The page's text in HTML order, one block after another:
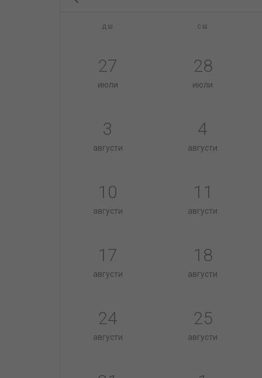
дш сш
27
июли
28
июли
3
августи
4
августи
10
августи
11
августи
17
августи
18
августи
24
августи
25
августи